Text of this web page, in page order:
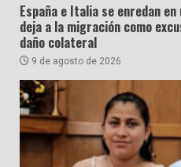
España e Italia se enredan
deja a la migración como
daño colateral
9 de agosto de 2026